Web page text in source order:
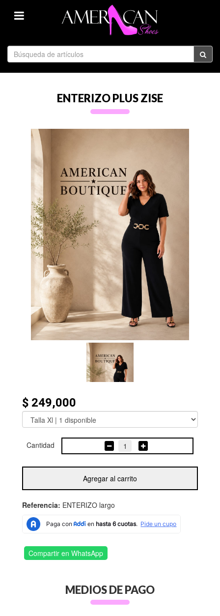
ENTERIZO PLUS ZISE
$ 249,000
Cantidad 1
Agregar al carrito
Referencia: ENTERIZO largo
Compartir en WhatsApp
MEDIOS DE PAGO